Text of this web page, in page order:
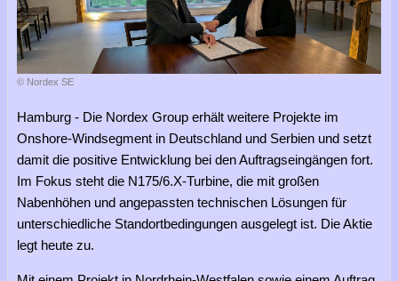
© Nordex SE
Hamburg - Die Nordex Group erhält weitere Projekte im
Onshore-Windsegment in Deutschland und Serbien und setzt
damit die positive Entwicklung bei den Auftragseingängen fort.
Im Fokus steht die N175/6.X-Turbine, die mit großen
Nabenhöhen und angepassten technischen Lösungen für
unterschiedliche Standortbedingungen ausgelegt ist. Die Aktie
legt heute zu.